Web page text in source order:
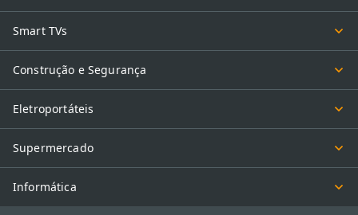
Smart TVs
Construção e Segurança
Eletroportáteis
Supermercado
Informática